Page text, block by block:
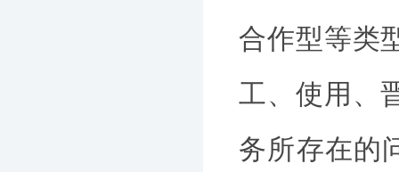
合作型等类
工、使用、
务所存在的